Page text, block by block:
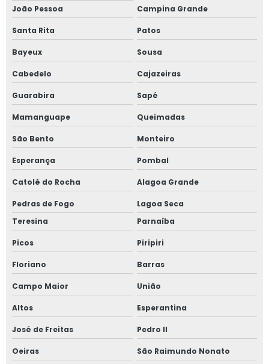
João Pessoa
Campina Grande
Santa Rita Patos
Bayeux Sousa
Cabedelo Cajazeiras
Guarabira Sapé
Mamanguape Queimadas
São Bento Monteiro
Esperança Pombal
Catolé do Rocha Alagoa Grande
Pedras de Fogo
Lagoa Seca
Teresina
Parnaíba
Picos Piripiri
Floriano Barras
Campo Maior União
Altos Esperantina
José de Freitas Pedro II
Oeiras São Raimundo Nonato